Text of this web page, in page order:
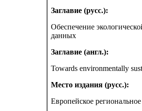
Заглавие (русс.):
Обеспечение
данных
Заглавие (англ.):
Towards environmentally
Место издания (русс.):
Европейское